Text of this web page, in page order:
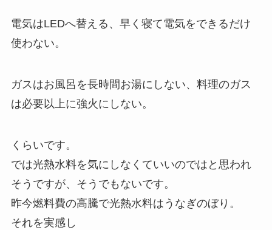
電気はLEDへ替える、早く寝て電気をできるだけ
使わない。
ガスはお風呂を長時間お湯にしない、料理のガス
は必要以上に強火にしない。
くらいです。
では光熱水料を気にしなくていいのではと思われ
そうですが、そうでもないです。
昨今燃料費の高騰で光熱水料はうなぎのぼり。
それを実感し